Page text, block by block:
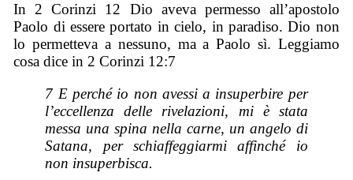
In 2 Corinzi 12 Dio aveva permesso all’apostolo
Paolo di essere portato in cielo, in paradiso. Dio non
lo permetteva a nessuno, ma a Paolo sì. Leggiamo
cosa dice in 2 Corinzi 12:7
7 E perché io non avessi a insuperbire per
l’eccellenza delle rivelazioni, mi è stata
messa una spina nella carne, un angelo di
Satana, per schiaffeggiarmi affinché io
non insuperbisca.